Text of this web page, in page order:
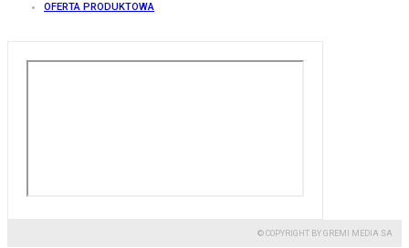
OFERTA PRODUKTOWA
© COPYRIGHT BY GREMI MEDIA SA